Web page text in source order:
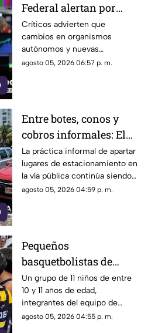
Federal alertan por
presuntos intentos de
controlar la
información
Críticos advierten que
cambios en organismos
autónomos y nuevas
regulaciones podrían afectar la
agosto 05, 2026 06:57 p. m.
Entre botes, conos y
cobros informales: El
calvario de
estacionarse en la
Costera de Acapulco
La práctica informal de apartar
lugares de estacionamiento en
la vía pública continúa siendo
un tema de constante debate y
Miguel Alemán.
agosto 05, 2026 04:59 p. m.
Pequeños
basquetbolistas de
Chilpancingo buscan
apoyo para competir en
torneo nacional en
Veracruz
Un grupo de 11 niños de entre
10 y 11 años de edad,
integrantes del equipo de
básquetbol Panteras de
agosto 05, 2026 04:55 p. m.